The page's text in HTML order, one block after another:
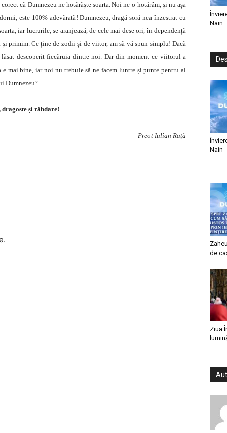
că Dumnezeu ne hotărăște soarta. Noi ne-o hotărâm, și nu așa
este 100% adevărată! Dumnezeu, dragă soră nea înzestrat cu
iar lucrurile, se aranjează, de cele mai dese ori, în dependență
și primim. Ce ține de zodii și de viitor, am să vă spun simplu! Dacă
descoperit fiecăruia dintre noi. Dar din moment ce viitorul a
e mai bine, iar noi nu trebuie să ne facem luntre și punte pentru al
Dumnezeu?
dragoste și răbdare!
Preot Iulian Rață
Nain
Nain
de
Ziua